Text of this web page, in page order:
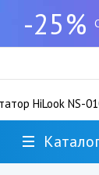
-25%
HiLook NS-